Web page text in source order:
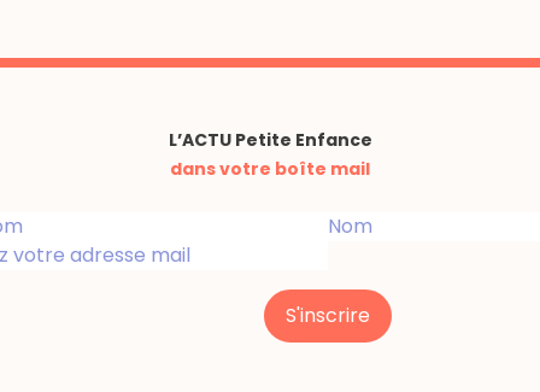
L’ACTU Petite Enfance
dans votre boîte mail
S'inscrire